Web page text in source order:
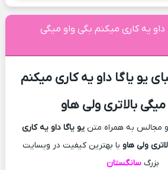
داو یه کاری میکنم بگی واو میگی
یو یاگا داو یه کاری میکنم
بالاتری ولی هاو
به همراه متنیو یاگا داو یه کاری
ولی هاو با بهترین کیفیت در وبسایت
بزرگسانگستان